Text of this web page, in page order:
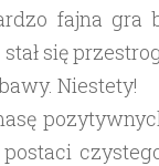
fajna gra
się
Niestety!